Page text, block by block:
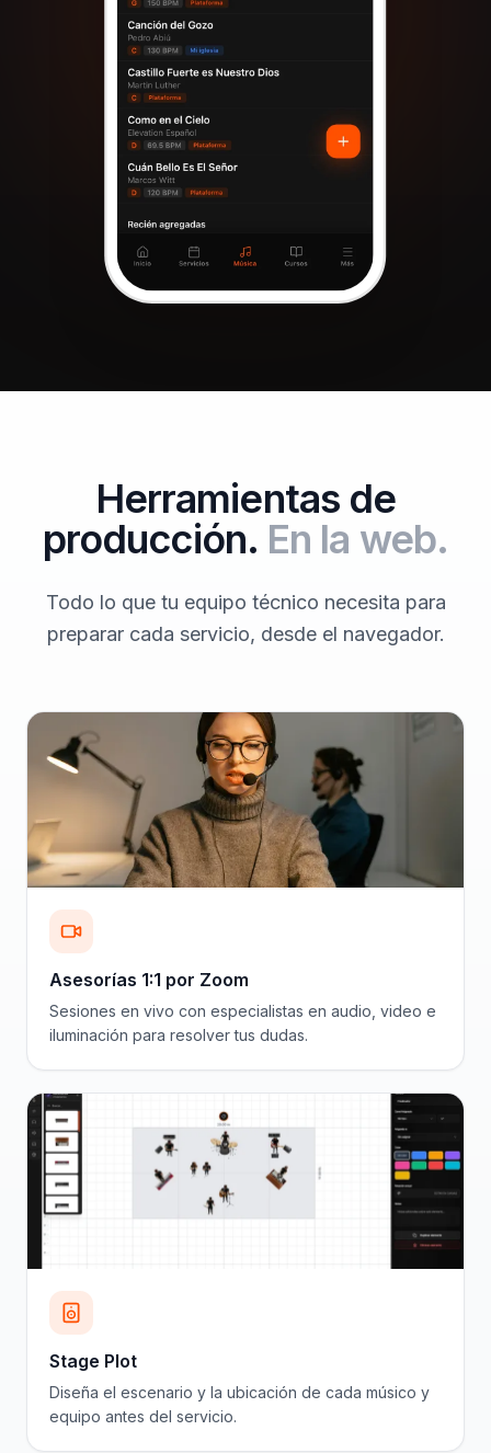
Herramientas de
producción. En la web.
Todo lo que tu equipo técnico necesita para
preparar cada servicio, desde el navegador.
Asesorías 1:1 por Zoom
Sesiones en vivo con especialistas en audio, video e
iluminación para resolver tus dudas.
Stage Plot
Diseña el escenario y la ubicación de cada músico y
equipo antes del servicio.